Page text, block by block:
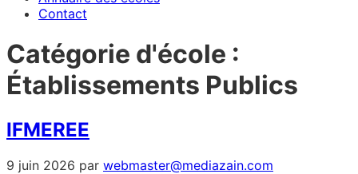
Contact
Catégorie d'école :
Établissements Publics
IFMEREE
9 juin 2026 par webmaster@mediazain.com